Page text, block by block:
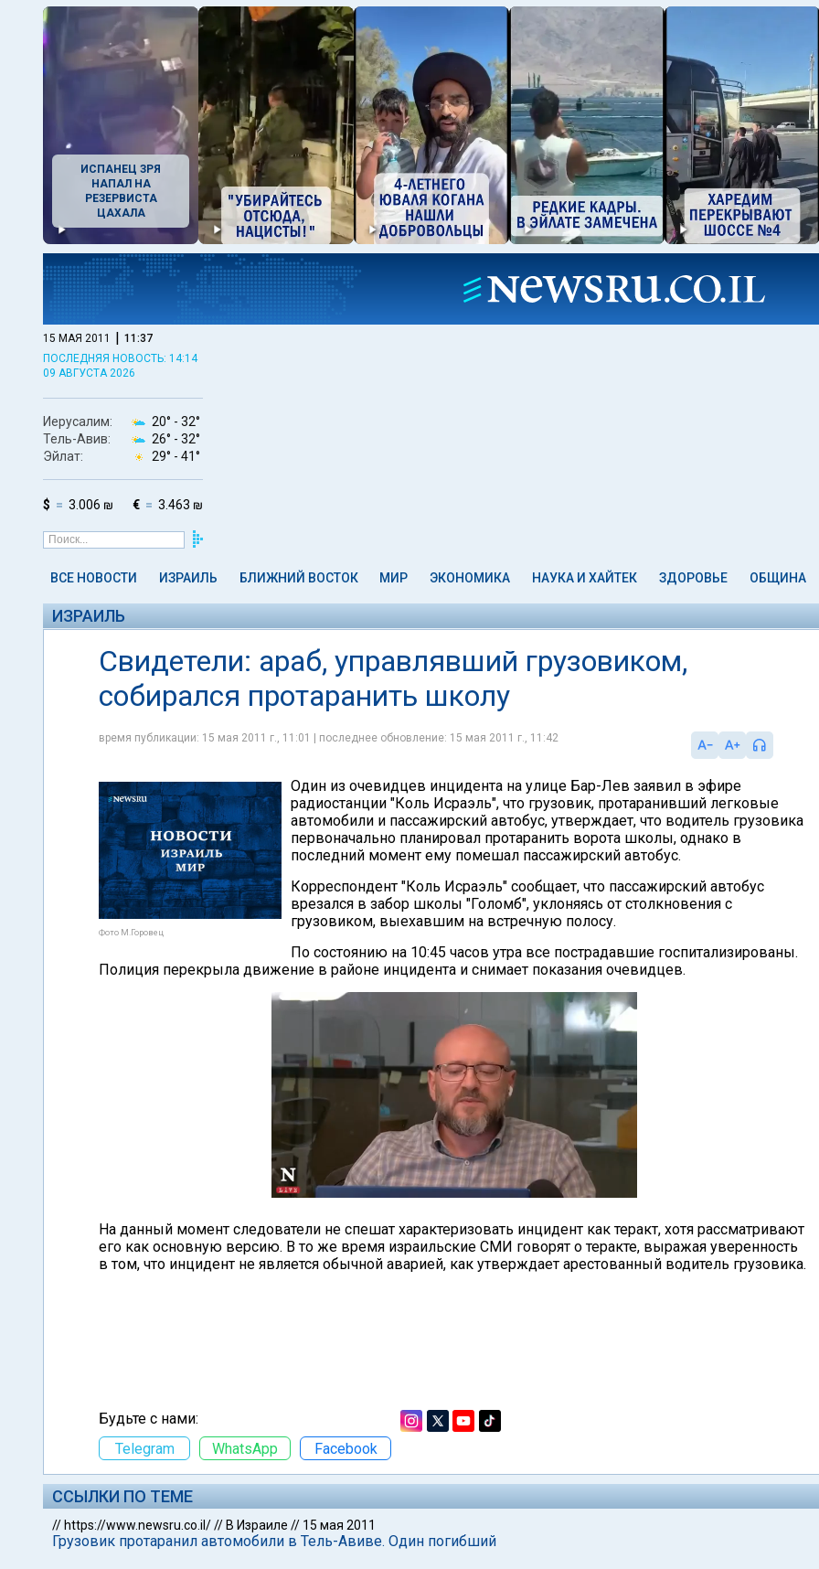
ИСПАНЕЦ ЗРЯ
НАПАЛ НА
РЕЗЕРВИСТА
ЦАХАЛА
15 МАЯ 2011 | 11:37
ПОСЛЕДНЯЯ НОВОСТЬ: 14:14
09 АВГУСТА 2026
Иерусалим: 20° - 32°
Тель-Авив:
26° - 32°
Эйлат:
29° - 41°
$ 3.006 ₪ € 3.463 ₪
ВСЕ НОВОСТИ ИЗРАИЛЬ БЛИЖНИЙ ВОСТОК МИР ЭКОНОМИКА НАУКА И ХАЙТЕК ЗДОРОВЬЕ ОБЩИНА
ИЗРАИЛЬ
Свидетели: араб, управлявший грузовиком,
собирался протаранить школу
время публикации: 15 мая 2011 г., 11:01 | последнее обновление: 15 мая 2011 г., 11:42
Фото М.Горовец
Один из очевидцев инцидента на улице Бар-Лев заявил в эфире
радиостанции "Коль Исраэль", что грузовик, протаранивший легковые
автомобили и пассажирский автобус, утверждает, что водитель грузовика
первоначально планировал протаранить ворота школы, однако в
последний момент ему помешал пассажирский автобус.
Корреспондент "Коль Исраэль" сообщает, что пассажирский автобус
врезался в забор школы "Голомб", уклоняясь от столкновения с
грузовиком, выехавшим на встречную полосу.
По состоянию на 10:45 часов утра все пострадавшие госпитализированы.
Полиция перекрыла движение в районе инцидента и снимает показания очевидцев.
На данный момент следователи не спешат характеризовать инцидент как теракт, хотя рассматривают
его как основную версию. В то же время израильские СМИ говорят о теракте, выражая уверенность
в том, что инцидент не является обычной аварией, как утверждает арестованный водитель грузовика.
Будьте с нами:
Telegram
WhatsApp Facebook
ССЫЛКИ ПО ТЕМЕ
// https://www.newsru.co.il/// В Израиле // 15 мая 2011
Грузовик протаранил автомобили в Тель-Авиве. Один погибший